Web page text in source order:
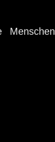
Menschen